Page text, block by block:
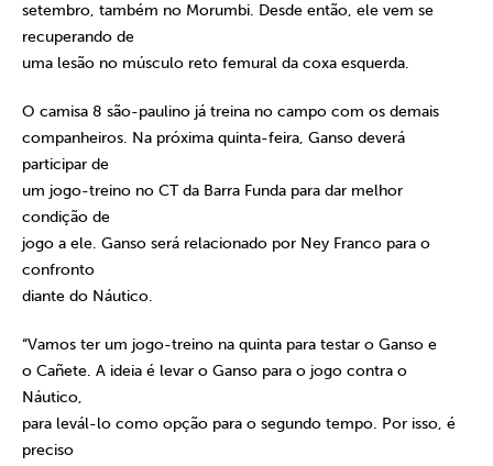
setembro, também no Morumbi. Desde então, ele vem se
recuperando de
uma lesão no músculo reto femural da coxa esquerda.
O camisa 8 são-paulino já treina no campo com os demais
companheiros. Na próxima quinta-feira, Ganso deverá
participar de
um jogo-treino no CT da Barra Funda para dar melhor
condição de
jogo a ele. Ganso será relacionado por Ney Franco para o
confronto
diante do Náutico.
“Vamos ter um jogo-treino na quinta para testar o Ganso e
o Cañete. A ideia é levar o Ganso para o jogo contra o
Náutico,
para levál-lo como opção para o segundo tempo. Por isso, é
preciso